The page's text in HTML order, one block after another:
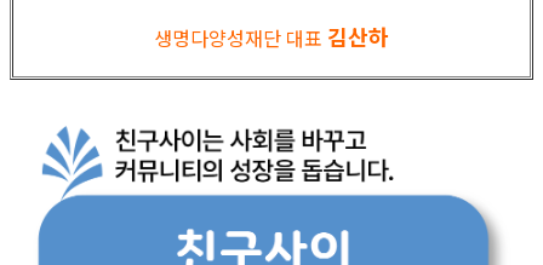
생명다양성재단 대표 김산하